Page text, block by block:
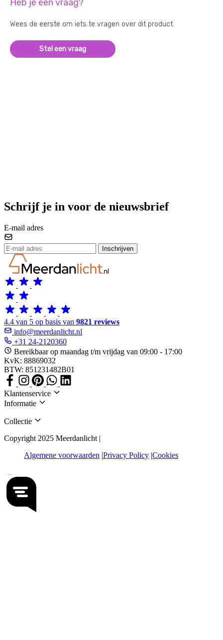
Heb je een vraag?
Wees de eerste om iets te vragen over dit product
Stel een vraag
Schrijf je in voor de nieuwsbrief
E-mail adres
Inschrijven
4.4 van 5 op basis van 9821 reviews
info@meerdanlicht.nl
+31 24-2120360
Bereikbaar op maandag t/m vrijdag van 09:00 - 17:00
KvK: 88869032
BTW: 851231482B01
Klantenservice
Informatie
Collectie
Copyright 2025 Meerdanlicht |
Algemene voorwaarden Privacy Policy Cookies